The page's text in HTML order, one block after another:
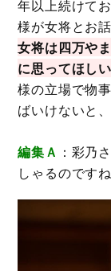
年以上続けて
様が女将とお
女将は四万や
に思ってほしい
様の立場で物
ばいけないと
編集Ａ ：彩乃
しゃるのですね